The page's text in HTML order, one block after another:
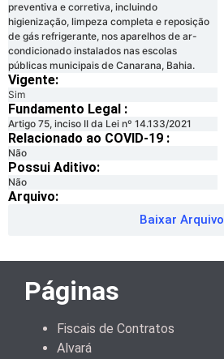
preventiva e corretiva, incluindo
higienização, limpeza completa e reposição
de gás refrigerante, nos aparelhos de ar-
condicionado instalados nas escolas
públicas municipais de Canarana, Bahia.
Vigente:
Sim
Fundamento Legal :​
Artigo 75, inciso II da Lei nº 14.133/2021
Relacionado ao COVID-19 :​
Não
Possui Aditivo:​
Não
Arquivo:
Baixar Arquivo
Páginas
Fiscais de Contratos
Alvará